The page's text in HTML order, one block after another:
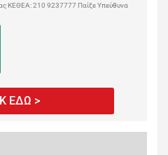
ΚΕΘΕΑ: 210 9237777 Παίξε Υπεύθυνα
ΕΔΩ >